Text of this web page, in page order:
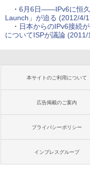
・ 6月6日――IPv6に恒久
Launch」が迫る (2012/4/
・ 日本からのIPv6接続
についてISPが議論 (2011/
本サイトのご利用について
広告掲載のご案内
プライバシーポリシー
インプレスグループ